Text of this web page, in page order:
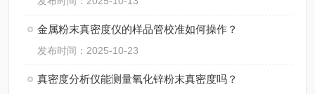
金属粉末真密度仪的样品管校准如何操作？
发布时间：2025-10-23
真密度分析仪能测量氧化锌粉末真密度吗？